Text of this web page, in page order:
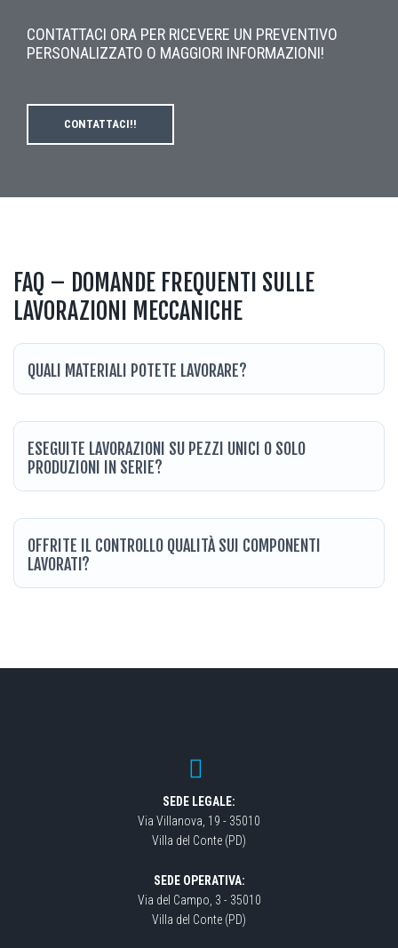
CONTATTACI ORA PER RICEVERE UN PREVENTIVO
PERSONALIZZATO O MAGGIORI INFORMAZIONI!
CONTATTACI!!
FAQ – DOMANDE FREQUENTI SULLE
LAVORAZIONI MECCANICHE
QUALI MATERIALI POTETE LAVORARE?
ESEGUITE LAVORAZIONI SU PEZZI UNICI O SOLO
PRODUZIONI IN SERIE?
OFFRITE IL CONTROLLO QUALITÀ SUI COMPONENTI
LAVORATI?
SEDE LEGALE:
Via Villanova, 19 - 35010
Villa del Conte (PD)
SEDE OPERATIVA:
Via del Campo, 3 - 35010
Villa del Conte (PD)